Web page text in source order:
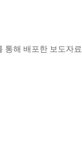
통해 배포한 보도자